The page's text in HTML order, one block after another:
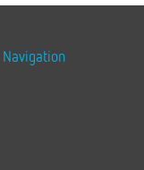
Navigation